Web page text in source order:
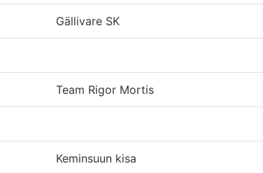
Gällivare SK
Team Rigor Mortis
Keminsuun kisa